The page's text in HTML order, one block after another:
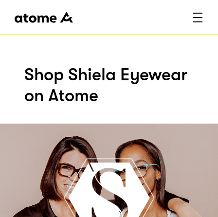
Shop Shiela Eyewear
on Atome